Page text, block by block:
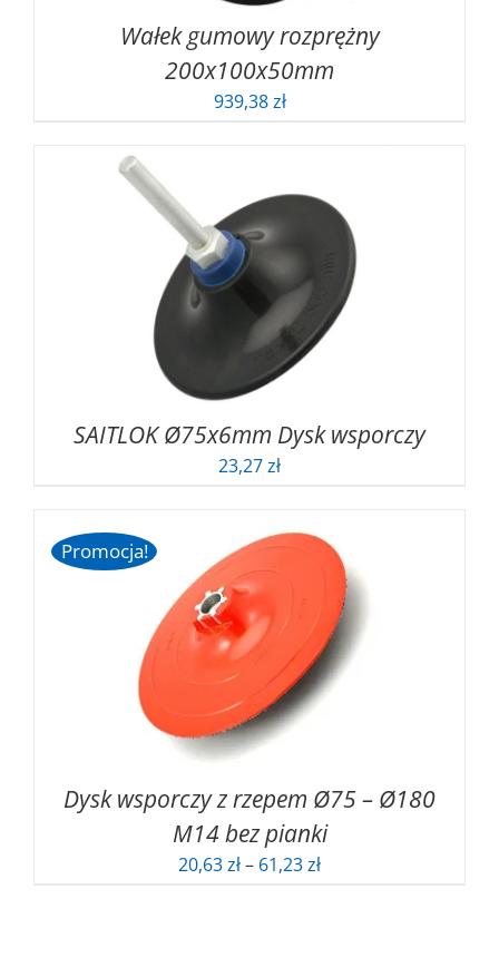
Wałek gumowy rozprężny
200x100x50mm
939,38zł
SAITLOK Ø75x6mm Dysk wsporczy
23,27zł
Promocja!
Dysk wsporczy z rzepem Ø75 – Ø180
M14 bez pianki
20,63zł– 61,23złZakres